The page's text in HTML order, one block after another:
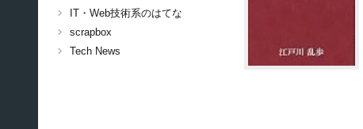
IT・Web技術系のはてな
scrapbox
Tech News